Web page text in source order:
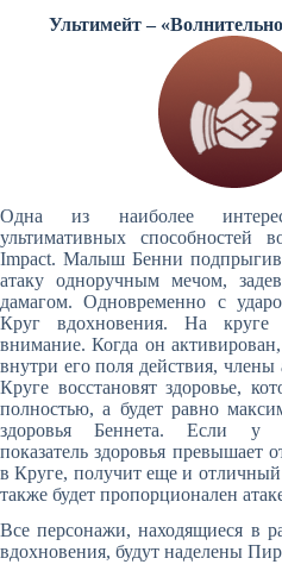
Ультимейт –
Одна из наиболее
ультимативных способностей
Impact. Малыш Бенни
атаку одноручным мечом,
дамагом. Одновременно с
Круг вдохновения. На круге
внимание. Когда он
внутри его поля действия,
Круге восстановят здоровье,
полностью, а будет равно
здоровья Беннета. Если у
показатель здоровья превышает
в Круге, получит еще и
также будет пропорционален
Все персонажи, находящиеся в
вдохновения, будут наделены